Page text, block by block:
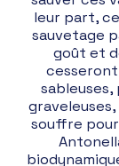
leur part,
sauvetage
goût et
souffre pour